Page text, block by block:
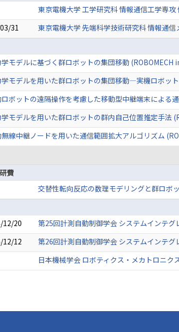
東京電機大学 工学研究科 情報通信工学専攻
31
東京電機大学 先端科学技術研究科 情報通
モデルに基づく群ロボットの集団移動 (ROBOMECH
モデルを用いた群ロボットの集団移動―実機ロボッ
ボットの遠隔操作を考慮した移動型中継端末による
モデルを用いた群ロボットの群内自己位置推定手法
線中継ノードを用いた通信範囲拡大アルゴリズム
費
交替性転向反応の数理モデリングと群ロボ
12/20
第25回計測自動制御学会 システムインテ
12/12
第26回計測自動制御学会 システムインテ
日本機械学会 ロボティクス・メカトロニ